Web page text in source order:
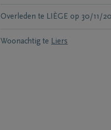
Overleden te LIÈGE op 30/11/
Woonachtig te Liers